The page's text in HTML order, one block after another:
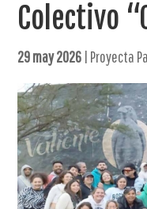
Colectivo
29 may 2026 | Proyecta